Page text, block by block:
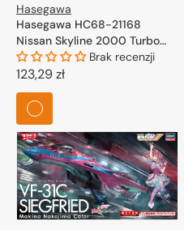
Hasegawa
Hasegawa HC68-21168
Nissan Skyline 2000 Turbo
Intercooler RS-X (R30) Late
Version (1984) 1/24
Brak recenzji
Cena
regularna
123,29 zł